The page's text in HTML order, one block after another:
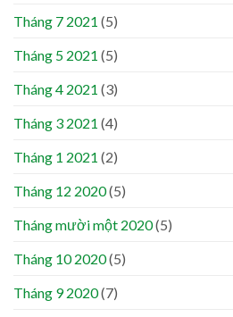
Tháng 7 2021 (5)
Tháng 5 2021 (5)
Tháng 4 2021 (3)
Tháng 3 2021 (4)
Tháng 1 2021 (2)
Tháng 12 2020(5)
Tháng mười một 2020(5)
Tháng 10 2020(5)
Tháng 9 2020(7)